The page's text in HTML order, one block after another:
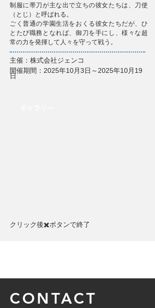
制服に帯刀が主な出で立ちの彼女たちは、刀使
（とじ）と呼ばれる。
ごく普通の学園生活をおくる彼女たちだが、ひ
とたび職務となれば、御刀を手にし、様々な超
常の力を発揮して人々を守って戦う。
主催：株式会社ジェンコ
開催期間：2025年10月3日～2025年10月19
日
クリック後✖️ボタンで終了​
CONTACT